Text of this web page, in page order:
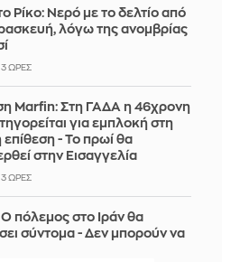
Ρίκο: Νερό με το δελτίο από
λόγω της ανομβρίας
ΏΡΕΣ
Marfin: Στη ΓΑΔΑ η 46χρονη
για εμπλοκή στη
επίθεση - Το πρωί θα
στην Εισαγγελία
ΏΡΕΣ
πόλεμος στο Ιράν θα
σύντομα - Δεν μπορούν να